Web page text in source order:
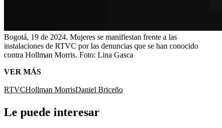
Bogotá, 19 de 2024. Mujeres se manifiestan frente a las
instalaciones de RTVC por las denuncias que se han conocido
contra Hollman Morris. Foto: Lina Gasca
VER MÁS
RTVCHollman MorrisDaniel Briceño
Le puede interesar